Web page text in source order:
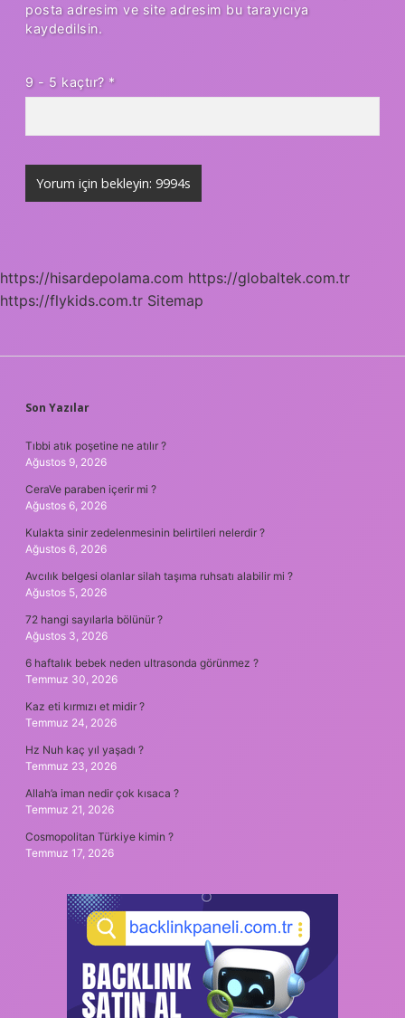
posta adresim ve site adresim bu tarayıcıya
kaydedilsin.
9 - 5 kaçtır? *
https://hisardepolama.com https://globaltek.com.tr
https://flykids.com.tr Sitemap
SIDEBAR
Son Yazılar
Tıbbi atık poşetine ne atılır ?
Ağustos 9, 2026
CeraVe paraben içerir mi ?
Ağustos 6, 2026
Kulakta sinir zedelenmesinin belirtileri nelerdir ?
Ağustos 6, 2026
Avcılık belgesi olanlar silah taşıma ruhsatı alabilir mi ?
Ağustos 5, 2026
72 hangi sayılarla bölünür ?
Ağustos 3, 2026
6 haftalık bebek neden ultrasonda görünmez ?
Temmuz 30, 2026
Kaz eti kırmızı et midir ?
Temmuz 24, 2026
Hz Nuh kaç yıl yaşadı ?
Temmuz 23, 2026
Allah’a iman nedir çok kısaca ?
Temmuz 21, 2026
Cosmopolitan Türkiye kimin ?
Temmuz 17, 2026